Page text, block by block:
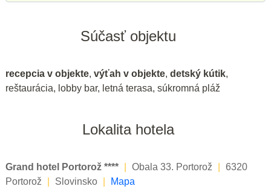
Súčasť objektu
recepcia v objekte, výťah v objekte, detský kútik,
reštaurácia, lobby bar, letná terasa, súkromná pláž
Lokalita hotela
Grand hotel Portorož **** Obala 33. Portorož
6320
Portorož
Slovinsko
Mapa